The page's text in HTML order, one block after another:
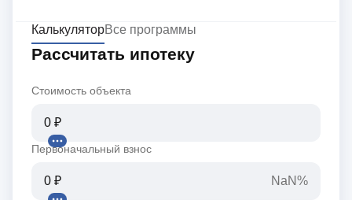
КалькуляторВсе программы
Рассчитать ипотеку
Стоимость объекта
Первоначальный взнос
NaN%